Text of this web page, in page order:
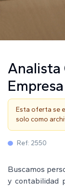
Analista
Esta oferta se
solo como
Ref: 2550
Buscamos
y contabilidad